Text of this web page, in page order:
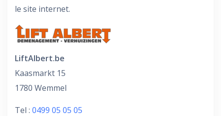
le site internet.
LiftAlbert.be
Kaasmarkt 15
1780 Wemmel
Tel : 0499 05 05 05